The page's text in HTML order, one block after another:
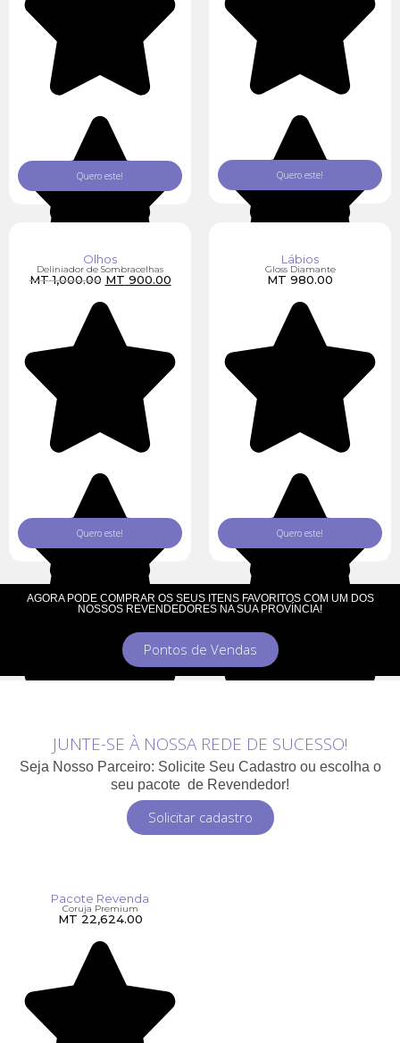
Quero este! Quero este!
Olhos
Deliniador de Sombracelhas
MT1,000.00 MT 900.00
Quero este!
Lábios
Gloss Diamante
MT 980.00
Quero este!
AGORA PODE COMPRAR OS SEUS ITENS FAVORITOS COM UM DOS
NOSSOS REVENDEDORES NA SUA PROVÍNCIA!
Pontos de Vendas
JUNTE-SE À NOSSA REDE DE SUCESSO!
Seja Nosso Parceiro: Solicite Seu Cadastro ou escolha o
seu pacote de Revendedor!
Solicitar cadastro
Pacote Revenda
Coruja Premium
MT 22,624.00